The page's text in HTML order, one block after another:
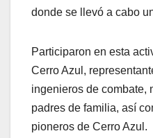
donde se llevó a cabo
Participaron en esta
Cerro Azul,
ingenieros de combate,
padres de familia, así
pioneros de Cerro Azul.